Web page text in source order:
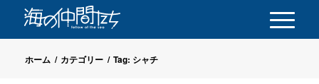
ホーム / カテゴリー / Tag: シャチ